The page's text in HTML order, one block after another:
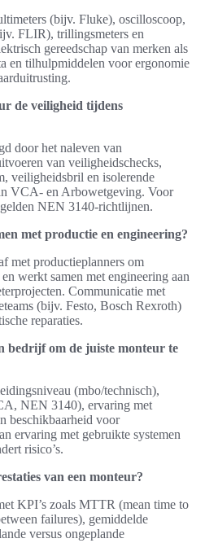
(bijv. Fluke), oscilloscoop,
FLIR), trillingsmeters en
gereedschap van merken als
en tilhulpmiddelen voor ergonomie
de veiligheid tijdens
door het naleven van
van veiligheidschecks,
veiligheidsbril en isolerende
VCA‑ en Arbowetgeving. Voor
NEN 3140‑richtlijnen.
met productie en engineering?
met productieplanners om
werkt samen met engineering aan
Communicatie met
(bijv. Festo, Bosch Rexroth)
reparaties.
bedrijf om de juiste monteur te
(mbo/technisch),
NEN 3140), ervaring met
beschikbaarheid voor
ervaring met gebruikte systemen
risico’s.
van een monteur?
KPI’s zoals MTTR (mean time to
failures), gemiddelde
versus ongeplande